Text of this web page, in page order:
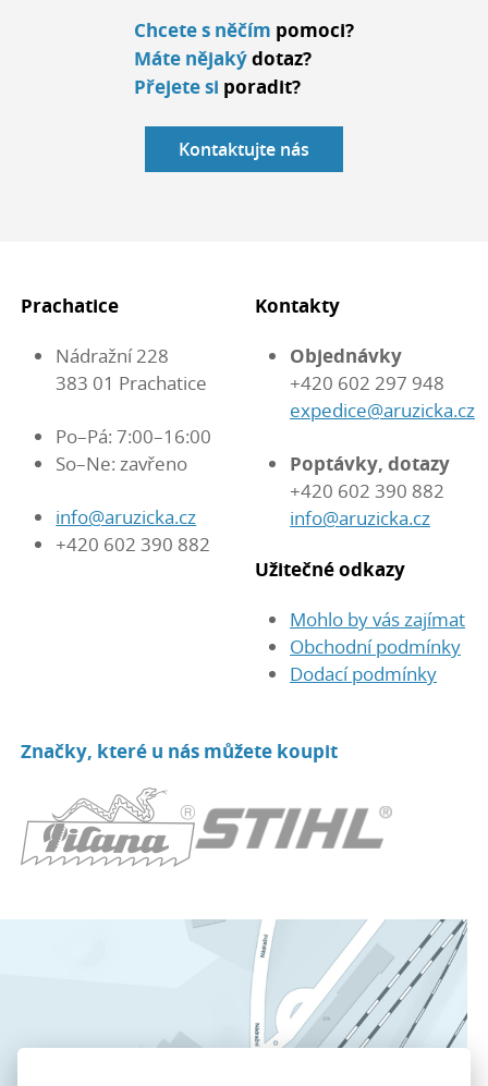
Chcete s něčím pomoci?
Máte nějakýdotaz?
Přejete si poradit?
Kontaktujte nás
Prachatice
Nádražní 228
383 01 Prachatice
Po–Pá: 7:00–16:00
So–Ne: zavřeno
info@aruzicka.cz
+420 602 390 882
Kontakty
Objednávky
+420 602 297 948
expedice@aruzicka.cz
Poptávky, dotazy
+420 602 390 882
info@aruzicka.cz
Užitečné odkazy
Mohlo by vás zajímat
Obchodní podmínky
Dodací podmínky
Značky, které u nás můžete koupit